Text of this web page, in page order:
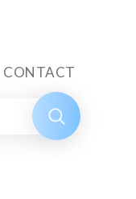
CONTACT